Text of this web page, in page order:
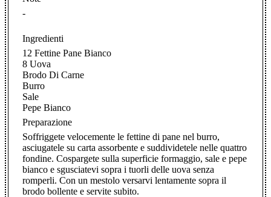
-
Ingredienti
12 Fettine Pane Bianco
8 Uova
Brodo Di Carne
Burro
Sale
Pepe Bianco
Preparazione
Soffriggete velocemente le fettine di pane nel burro,
asciugatele su carta assorbente e suddividetele nelle quattro
fondine. Cospargete sulla superficie formaggio, sale e pepe
bianco e sgusciatevi sopra i tuorli delle uova senza
romperli. Con un mestolo versarvi lentamente sopra il
brodo bollente e servite subito.